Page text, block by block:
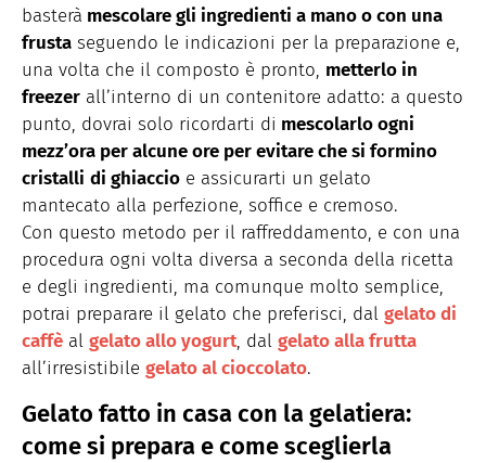
basterà mescolare gli ingredienti a mano o con una
frusta seguendo le indicazioni per la preparazione e,
una volta che il composto è pronto, metterlo in
freezer all’interno di un contenitore adatto: a questo
punto, dovrai solo ricordarti di mescolarlo ogni
mezz’ora per alcune ore per evitare che si formino
cristalli di ghiaccio e assicurarti un gelato
mantecato alla perfezione, soffice e cremoso.
Con questo metodo per il raffreddamento, e con una
procedura ogni volta diversa a seconda della ricetta
e degli ingredienti, ma comunque molto semplice,
potrai preparare il gelato che preferisci, dal gelato di
caffè al gelato allo yogurt, dal gelato alla frutta
all’irresistibile gelato al cioccolato.
Gelato fatto in casa con la gelatiera:
come si prepara e come sceglierla